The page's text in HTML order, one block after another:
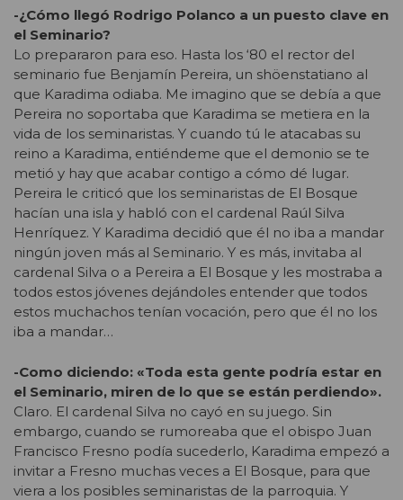
-¿Cómo llegó Rodrigo Polanco a un puesto clave en
el Seminario?
Lo prepararon para eso. Hasta los ‘80 el rector del
seminario fue Benjamín Pereira, un shöenstatiano al
que Karadima odiaba. Me imagino que se debía a que
Pereira no soportaba que Karadima se metiera en la
vida de los seminaristas. Y cuando tú le atacabas su
reino a Karadima, entiéndeme que el demonio se te
metió y hay que acabar contigo a cómo dé lugar.
Pereira le criticó que los seminaristas de El Bosque
hacían una isla y habló con el cardenal Raúl Silva
Henríquez. Y Karadima decidió que él no iba a mandar
ningún joven más al Seminario. Y es más, invitaba al
cardenal Silva o a Pereira a El Bosque y les mostraba a
todos estos jóvenes dejándoles entender que todos
estos muchachos tenían vocación, pero que él no los
iba a mandar…
-Como diciendo: «Toda esta gente podría estar en
el Seminario, miren de lo que se están perdiendo».
Claro. El cardenal Silva no cayó en su juego. Sin
embargo, cuando se rumoreaba que el obispo Juan
Francisco Fresno podía sucederlo, Karadima empezó a
invitar a Fresno muchas veces a El Bosque, para que
viera a los posibles seminaristas de la parroquia. Y